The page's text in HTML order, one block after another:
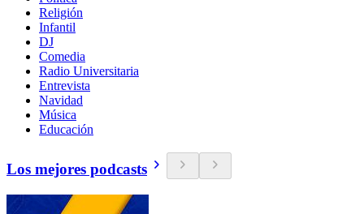
Religión
Infantil
DJ
Comedia
Radio Universitaria
Entrevista
Navidad
Música
Educación
Los mejores podcasts